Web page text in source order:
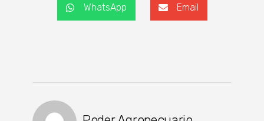
WhatsApp Email